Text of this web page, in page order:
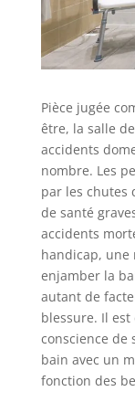
Pièce jugée
être, la salle
accidents
nombre. Les
par les chutes
de santé
accidents
handicap, une
enjamber la
autant de
blessure. Il
conscience de
bain avec un
fonction des